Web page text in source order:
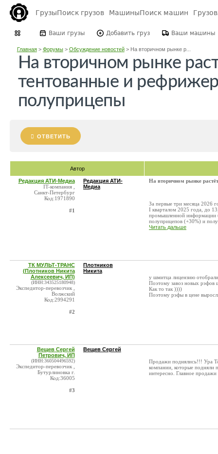
ГрузыПоиск грузов МашиныПоиск машин
Ваши грузы Добавить груз Ваши машины
Главная> Форумы> Обсуждение новостей> На вторичном рынке р...
На вторичном рынке
тентованные и
полуприцепы
ОТВЕТИТЬ
Автор
Редакция АТИ-Медиа
IT-компания ,
Санкт-Петербург
Код:1971890
#1
Редакция АТИ-
Медиа
На вторичном рынке
За первые три месяца 2026
I кварталом 2025 года, до
промышленной информации
полуприцепов (+30%) и
Читать дальше
ТК МУЛЬТ-ТРАНС
(Плотников Никита
Алексеевич, ИП)
(ИНН:343525180948)
Экспедитор-перевозчик ,
Волжский
Код:2994291
#2
Плотников
Никита
у шмитца лицензию
Поэтому завоз новых рэфов
Как то так ))))
Поэтому рэфы в цене
Вещев Сергей
Петрович, ИП
(ИНН:360504496592)
Экспедитор-перевозчик ,
Бутурлиновка г.
Код:36005
#3
Вещев Сергей
Продажи поднялись!!! Ура
компании, которые подняли
интересно. Главное